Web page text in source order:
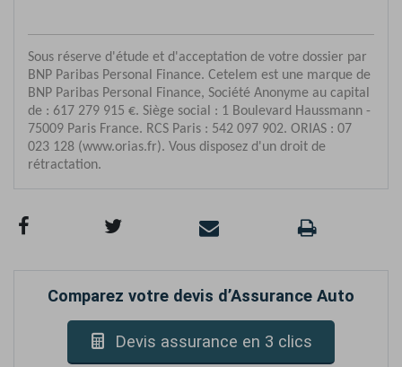
Comparez votre devis d’Assurance Auto
Devis assurance en 3 clics